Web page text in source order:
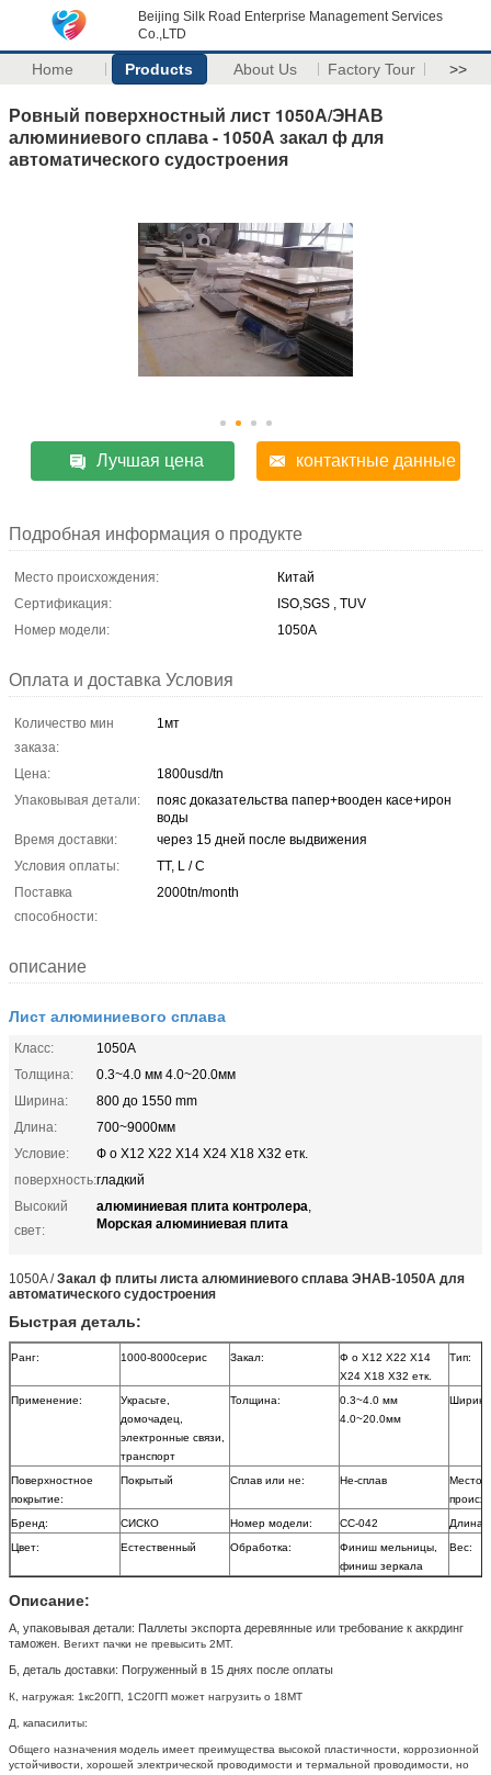
Beijing Silk Road Enterprise Management Services
Co.,LTD
Home Products About Us Factory Tour >>
Ровный поверхностный лист 1050А/ЭНАВ
алюминиевого сплава - 1050А закал ф для
автоматического судостроения
Лучшая цена контактные данные
Подробная информация о продукте
Место происхождения:
Китай
Сертификация:
ISO,SGS , TUV
Номер модели:
1050А
Оплата и доставка Условия
Количество мин
заказа:
1мт
Цена:
1800usd/tn
Упаковывая детали:
пояс доказательства папер+вооден касе+ирон
воды
Время доставки:
через 15 дней после выдвижения
Условия оплаты:
TT, L / C
Поставка
способности:
2000tn/month
описание
Лист алюминиевого сплава
Класс:
1050А
Толщина:
0.3~4.0 мм 4.0~20.0мм
Ширина:
800 до 1550 mm
Длина:
700~9000мм
Условие:
Ф о Х12 Х22 Х14 Х24 Х18 Х32 етк.
поверхность:гладкий
Высокий
свет:
алюминиевая плита контролера,
Морская алюминиевая плита
1050A /Закал ф плиты листа алюминиевого сплава ЭНАВ-1050А для
автоматического судостроения
Быстрая деталь:
Ранг: 1000-8000серис Закал:
Ф о Х12 Х22 Х14
Х24 Х18 Х32 етк.
Тип:
Применение:
Украсьте,
домочадец,
электронные связи,
транспорт
Толщина:
0.3~4.0 мм
4.0~20.0мм
Поверхностное
покрытие:
Покрытый Сплав или не: Не-сплав
Место
Бренд:
СИСКО Номер модели: СС-042
Длина:
Цвет:
Естественный Обработка:
Финиш мельницы,
финиш зеркала
Вес:
Описание:
А, упаковывая детали: Паллеты экспорта деревянные или требование к аккрдинг
таможен Вегихт пачки не превысить 2МТ.
Б, деталь доставки: Погруженный в 15 днях после оплаты
К, нагружая: 1кс20ГП, 1С20ГП может нагрузить о 18МТ
Д, капасилиты:
Общего назначения модель имеет преимущества высокой пластичности, коррозионной
устойчивости, хорошей электрической проводимости и термальной проводимости, но